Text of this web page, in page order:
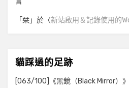
「栞」於〈新站啟用＆記錄使用的
貓踩過的足跡
[063/100]《黑鏡（Black Mirror）